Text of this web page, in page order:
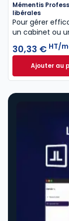
Mémentis
libérales
Pour gérer
un cabinet ou
30,33 € HT/
Ajouter au